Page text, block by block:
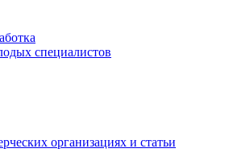
специалистов
организациях и статьи